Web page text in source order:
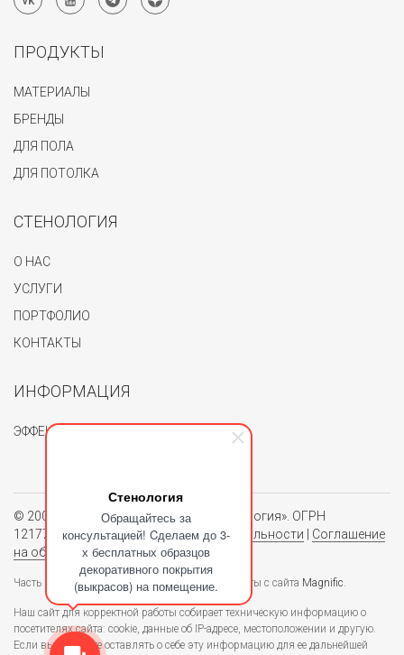
Стенология
Обращайтесь за
консультацией! Cделаем до 3-
х бесплатных образцов
декоративного покрытия
(выкрасов) на помещение.
ПРОДУКТЫ
МАТЕРИАЛЫ
БРЕНДЫ
ДЛЯ ПОЛА
ДЛЯ ПОТОЛКА
СТЕНОЛОГИЯ
О НАС
УСЛУГИ
ПОРТФОЛИО
КОНТАКТЫ
ИНФОРМАЦИЯ
ЭФФЕКТЫ
© 2004 - 2026. Группа компаний «Стенология». ОГРН
1217700062150.Политика конфиденциальности
Соглашение
на обработку персональных данных
Часть изображений, используемых в блоге взяты с сайта Magnific.
Наш сайт для корректной работы собирает техническую информацию о
посетителях сайта: cookie, данные об IP-адресе, местоположении и другую.
Если вы не хотите оставлять о себе эту информацию для ее дальнейшей